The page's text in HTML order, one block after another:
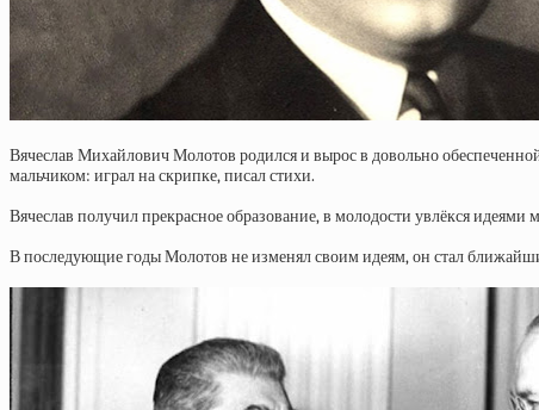
Вячеслав Михайлович Молотов родился и вырос в довольно
мальчиком: играл на скрипке, писал стихи.
Вячеслав получил прекрасное образование, в молодости увлёкся
В последующие годы Молотов не изменял своим идеям, он стал